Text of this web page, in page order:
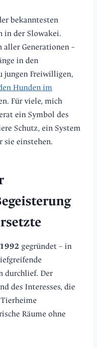
bekanntesten
in der Slowakei.
aller Generationen –
in den
jungen Freiwilligen,
Hunden im
Für viele, mich
ein Symbol des
Schutz, ein System
sie einstehen.
1992 gegründet – in
durchlief. Der
des Interesses, die
Räume ohne